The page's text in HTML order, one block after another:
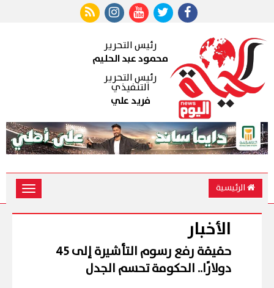
رئيس التحرير
محمود عبد الحليم
رئيس التحرير
التنفيذي
فريد علي
الرئيسية
Toggle
الأخبار
حقيقة رفع رسوم التأشيرة إلى 45
دولارًا.. الحكومة تحسم الجدل